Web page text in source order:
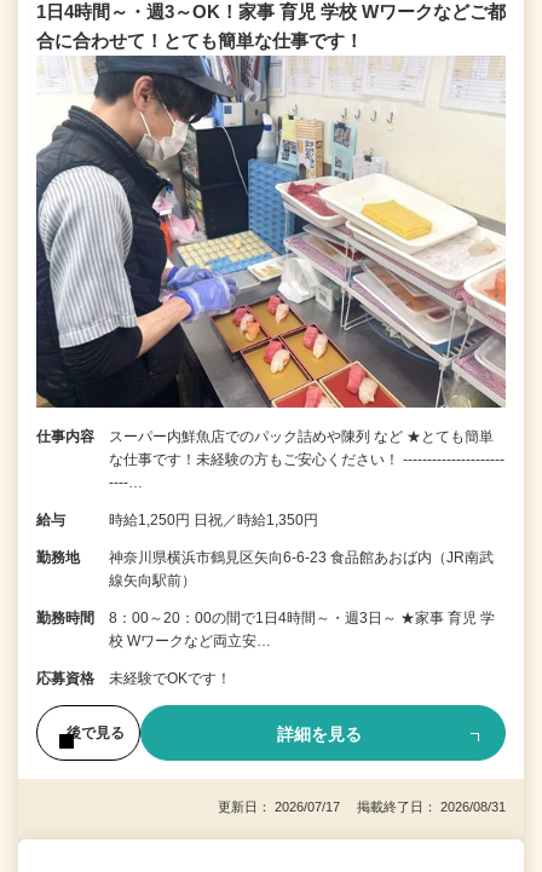
1日4時間～・週3～OK！家事 育児 学校 Wワークなどご都
合に合わせて！とても簡単な仕事です！
仕事内容
スーパー内鮮魚店でのパック詰めや陳列 など ★とても簡単
な仕事です！未経験の方もご安心ください！ ---------------------
----…
給与 時給1,250円 日祝／時給1,350円
勤務地
神奈川県横浜市鶴見区矢向6-6-23 食品館あおば内（JR南武
線矢向駅前）
勤務時間
8：00～20：00の間で1日4時間～・週3日～ ★家事 育児 学
校 Wワークなど両立安…
応募資格 未経験でOKです！
後で見る 詳細を見る
更新日： 2026/07/17 掲載終了日： 2026/08/31